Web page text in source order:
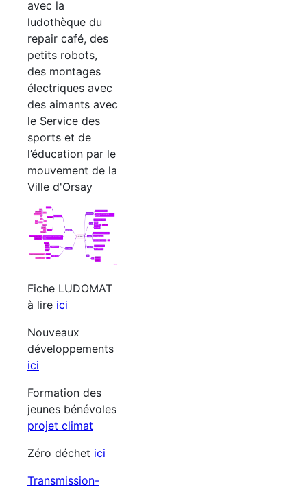
avec la
ludothèque du
repair café, des
petits robots,
des montages
électriques avec
des aimants avec
le Service des
sports et de
l’éducation par le
mouvement de la
Ville d'Orsay
Fiche LUDOMAT
à lire ici
Nouveaux
développements
ici
Formation des
jeunes bénévoles
projet climat
Zéro déchet ici
Transmission-